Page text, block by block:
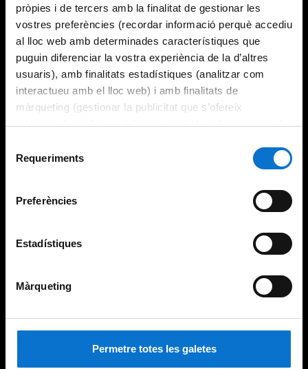
pròpies i de tercers amb la finalitat de gestionar les
vostres preferències (recordar informació perquè accediu
al lloc web amb determinades característiques que
puguin diferenciar la vostra experiència de la d’altres
usuaris), amb finalitats estadístiques (analitzar com
interactueu amb el lloc web) i amb finalitats de
màrqueting (gestionar la publicitat que s’ofereix
adequant-la en funció dels vostres hàbits de navegació).
consultar laPolítica de galetes del lloc web de la
Requeriments
Preferències
Estadístiques
Màrqueting
Permetre totes les galetes